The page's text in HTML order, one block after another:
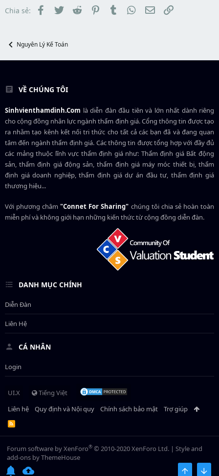
a
r
ầ
u
Chia sẻ: Facebook
TwitterReddit PinterestTumblr WhatsApp
EmailLink
Nguyên Lý Kế Toán
VỀ CHÚNG TÔI
Sinhvienthamdinh.Com là diễn đàn đầu tiên và lớn nhất dành riêng
cho cộng đồng nhân lực ngànhthẩm định giá. Cổng thông tin được tạo
ra nhằm tạo kênh kết nối tri thức cho tất cả các bạn đã và đang quan
tâm đến ngành thẩm định giá. Các thông tin được tổng hợp với đầy đủ
các mảng thuộc lĩnh vực thẩm định giá như: Thẩm định giá Bất động
sản, thẩm định giá động sản, thẩm định giá máy móc thiết bị, thẩm
định giá doanh nghiệp, thẩm định giá dự án đầu tư, thẩm định giá
thương hiệu...
Với phương châm"Connet For Sharing" chúng tôi chia sẻ hoàn toàn
miễn phí và không giới hạn những kiến thức từ cộng đồng diễn đàn.
DANH MỤC CHÍNH
Diễn Đàn
Liên Hệ
CÁ NHÂN
Login
UI.X
Tiếng Việt
Liên hệ
Quy định và Nội quy Chính sách bảo mật Trợ giúp
R
S
S
Forum software by XenForo® © 2010-2020 XenForo Ltd. | Style and
add-ons by ThemeHouse